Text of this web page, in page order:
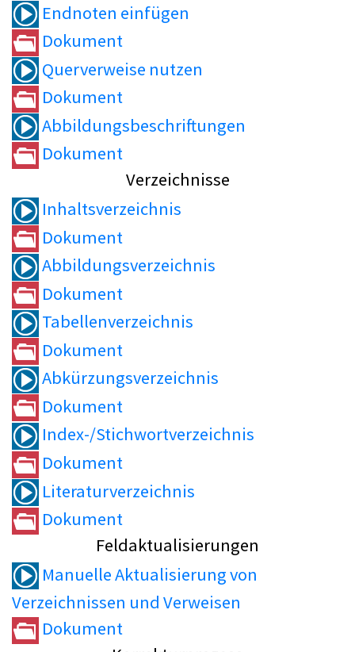
Endnoten einfügen
Dokument
Querverweise nutzen
Dokument
Abbildungsbeschriftungen
Dokument
Verzeichnisse
Inhaltsverzeichnis
Dokument
Abbildungsverzeichnis
Dokument
Tabellenverzeichnis
Dokument
Abkürzungsverzeichnis
Dokument
Index-/Stichwortverzeichnis
Dokument
Literaturverzeichnis
Dokument
Feldaktualisierungen
Manuelle Aktualisierung von
Verzeichnissen und Verweisen
Dokument